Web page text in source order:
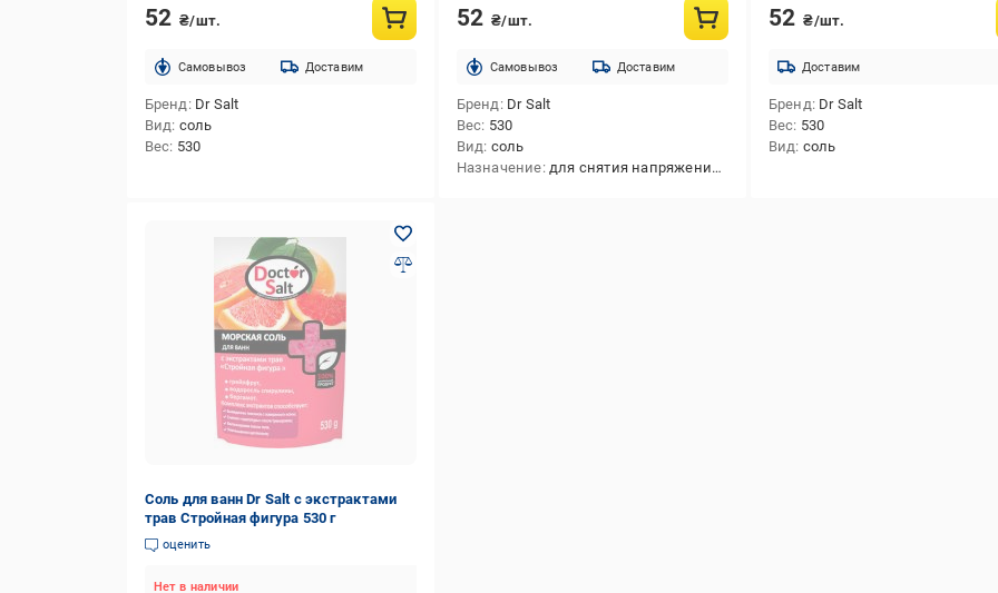
52 ₴/шт.
Cамовывоз Доставим
Бренд Dr Salt
Вид соль
Вес 530
52 ₴/шт.
Cамовывоз Доставим
Бренд Dr Salt
Вес 530
Вид соль
Назначение для снятия напряжения в мышцах
52 ₴/шт.
Доставим
Бренд Dr Salt
Вес 530
Вид соль
Соль для ванн Dr Salt с экстрактами
трав Стройная фигура 530 г
оценить
Нет в наличии